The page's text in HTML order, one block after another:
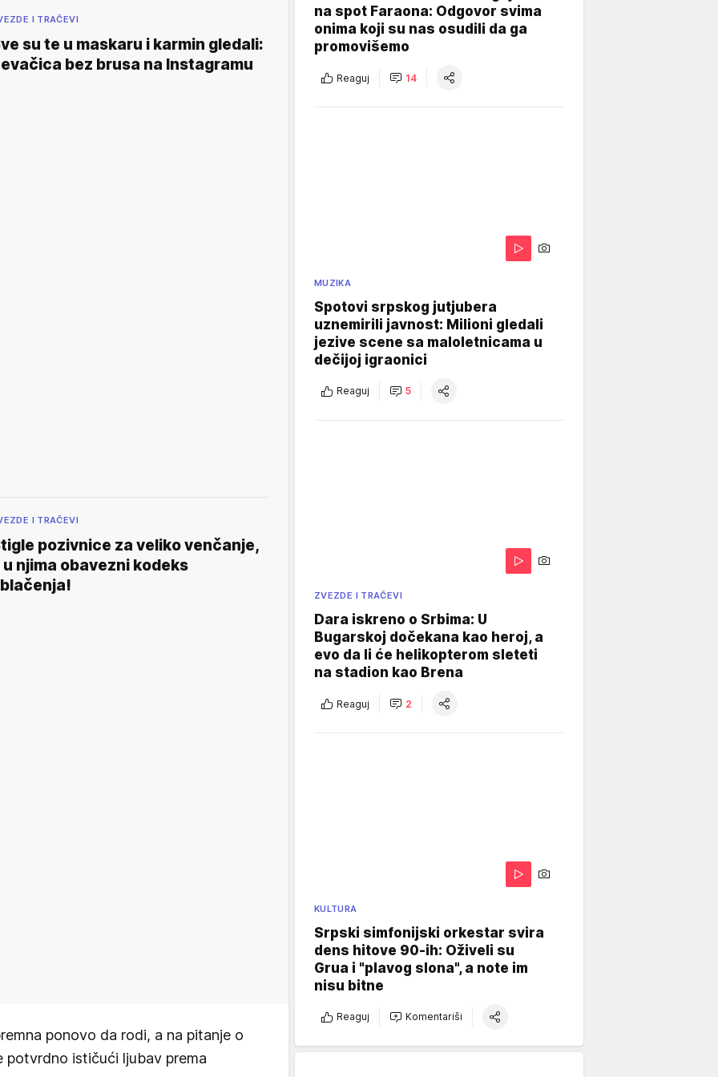
I TRAČEVI
su te u maskaru i karmin gledali:
bez brusa na Instagramu
I TRAČEVI
pozivnice za veliko venčanje,
u njima obavezni kodeks
ponovo da rodi, a na pitanje o
potvrdno ističući ljubav prema
na spot Faraona: Odgovor svima
onima koji su nas osudili da ga
promovišemo
Reaguj 14
MUZIKA
Spotovi srpskog jutjubera
uznemirili javnost: Milioni gledali
jezive scene sa maloletnicama u
dečijoj igraonici
Reaguj 5
ZVEZDE I TRAČEVI
Dara iskreno o Srbima: U
Bugarskoj dočekana kao heroj, a
evo da li će helikopterom sleteti
na stadion kao Brena
Reaguj 2
KULTURA
Srpski simfonijski orkestar svira
dens hitove 90-ih: Oživeli su
Grua i "plavog slona", a note im
nisu bitne
Reaguj Komentariši